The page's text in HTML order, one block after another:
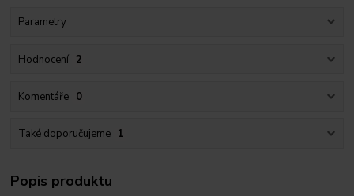
Parametry
Hodnocení 2
Komentáře 0
Také doporučujeme 1
Popis produktu